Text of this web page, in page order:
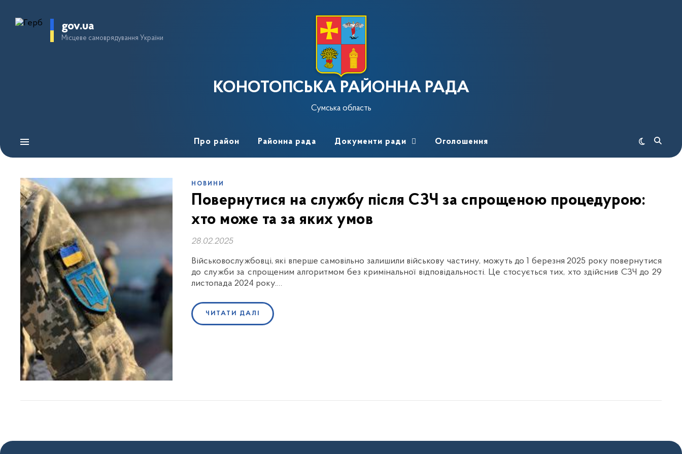
gov.ua
Місцеве самоврядування України
КОНОТОПСЬКА РАЙОННА РАДА
Сумська область
Про район Районна рада Документи ради Оголошення
НОВИНИ
Повернутися на службу після СЗЧ за спрощеною процедурою:
хто може та за яких умов
28.02.2025
Військовослужбовці, які вперше самовільно залишили військову частину, можуть до 1 березня 2025 року повернутися
до служби за спрощеним алгоритмом без кримінальної відповідальності. Це стосується тих, хто здійснив СЗЧ до 29
листопада 2024 року.…
ЧИТАТИ ДАЛІ